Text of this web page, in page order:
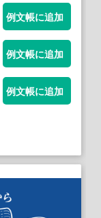
例文帳に追加
例文帳に追加
例文帳に追加